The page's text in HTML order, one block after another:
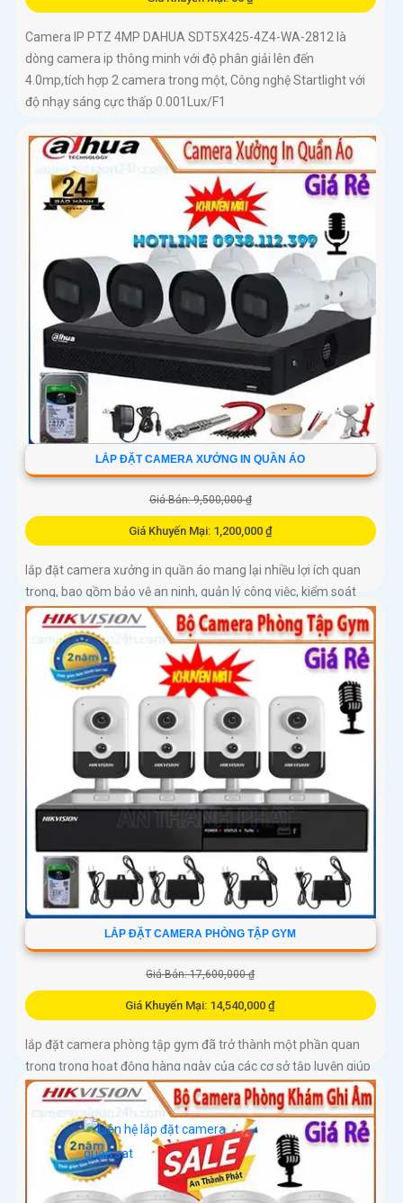
Camera IP PTZ 4MP DAHUA SDT5X425-4Z4-WA-2812 là
dòng camera ip thông minh với độ phân giải lên đến
4.0mp,tích hợp 2 camera trong một, Công nghệ Startlight với
độ nhạy sáng cực thấp 0.001Lux/F1
LẮP ĐẶT CAMERA XƯỞNG IN QUẦN ÁO
Giá Bán: 9,500,000 ₫
Giá Khuyến Mại: 1,200,000 ₫
lắp đặt camera xưởng in quần áo mang lại nhiều lợi ích quan
trọng, bao gồm bảo vệ an ninh, quản lý công việc, kiểm soát
chất lượng sản phẩm, bảo vệ nhân viên. Điều này giúp cải...
LẮP ĐẶT CAMERA PHÒNG TẬP GYM
Giá Bán: 17,600,000 ₫
Giá Khuyến Mại: 14,540,000 ₫
lắp đặt camera phòng tập gym đã trở thành một phần quan
trọng trong hoạt động hàng ngày của các cơ sở tập luyện giúp
tăng cường sự an toàn cho tất cả người tập luyện trong
phòng...